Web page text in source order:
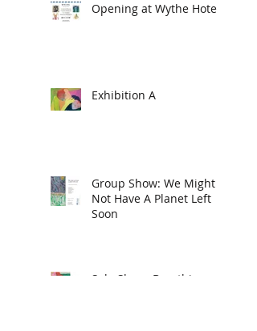
Opening at Wythe Hotel
Exhibition A
Group Show: We Might
Not Have A Planet Left
Soon
Solo Show: Breathing on